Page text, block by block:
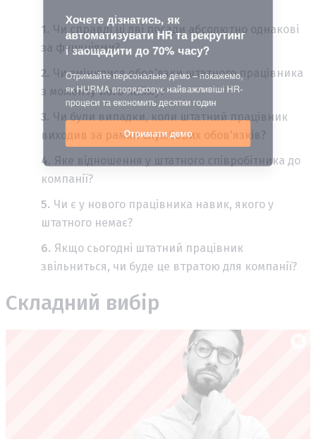
Чи справді ці дві посади абсолютно однакові
за функціями?
Чи змінилися обов'язки штатного працівника
з моменту його найму?
Чи були випадки, коли штатний працівник
виходив за рамки службових обов'язків?
Яке відношення у штатного співробітника до
компанії?
Чи є у нового працівника навик, якого у
штатного немає?
Якщо сьогодні штатний працівник
звільниться, чи буде це втратою для компанії?
Складний вибір